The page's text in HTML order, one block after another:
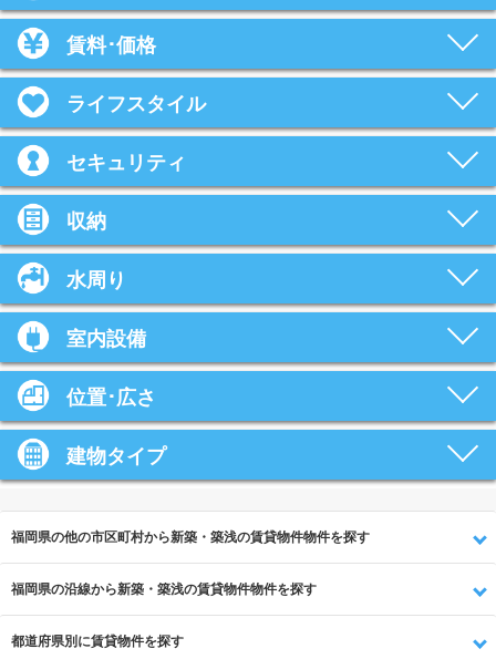
賃料･価格
ライフスタイル
セキュリティ
収納
水周り
室内設備
位置･広さ
建物タイプ
福岡県の他の市区町村から新築・築浅の賃貸物件物件を探す
福岡県の沿線から新築・築浅の賃貸物件物件を探す
都道府県別に賃貸物件を探す